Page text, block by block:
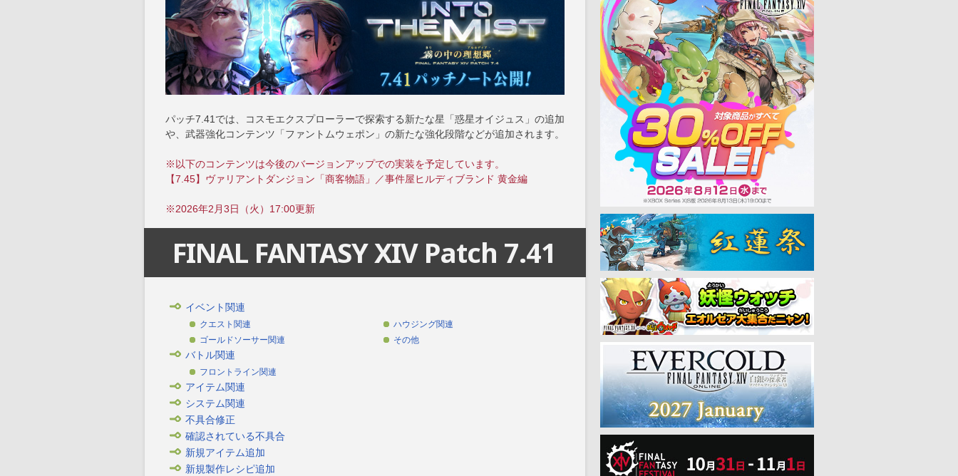
パッチ7.41では、コスモエクスプローラーで探索する新たな星「惑星オイジュス」の追加
や、武器強化コンテンツ「ファントムウェポン」の新たな強化段階などが追加されます。
※以下のコンテンツは今後のバージョンアップでの実装を予定しています。
【7.45】ヴァリアントダンジョン「商客物語」／事件屋ヒルディブランド 黄金編
※2026年2月3日（火）17:00更新
FINAL FANTASY XIV Patch 7.41
イベント関連
クエスト関連
ハウジング関連
ゴールドソーサー関連
その他
バトル関連
フロントライン関連
アイテム関連
システム関連
不具合修正
確認されている不具合
新規アイテム追加
新規製作レシピ追加